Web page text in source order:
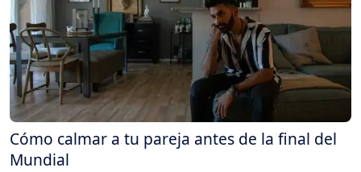
Cómo calmar a tu pareja antes de la final del
Mundial